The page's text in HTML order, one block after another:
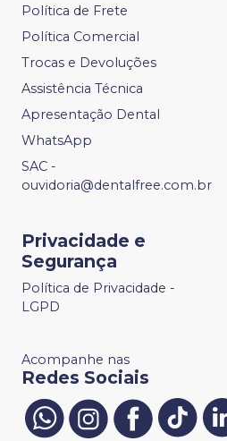
Política de Frete
Política Comercial
Trocas e Devoluções
Assistência Técnica
Apresentação Dental
WhatsApp
SAC -
ouvidoria@dentalfree.com.br
Privacidade e
Segurança
Política de Privacidade -
LGPD
Acompanhe nas
Redes Sociais